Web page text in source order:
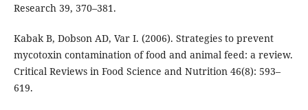
Research 39, 370–381.
Kabak B, Dobson AD, Var I. (2006). Strategies to prevent
mycotoxin contamination of food and animal feed: a review.
Critical Reviews in Food Science and Nutrition 46(8): 593–
619.